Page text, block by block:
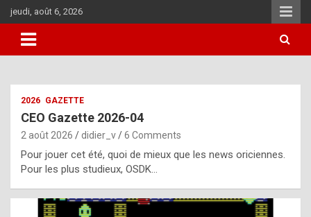
Skip
to
content
jeudi, août 6, 2026
i
u
l
2026 GAZETTE
CEO Gazette 2026-04
2 août 2026 didier_v 6 Comments
Pour jouer cet été, quoi de mieux que les news oriciennes.
Pour les plus studieux, OSDK…